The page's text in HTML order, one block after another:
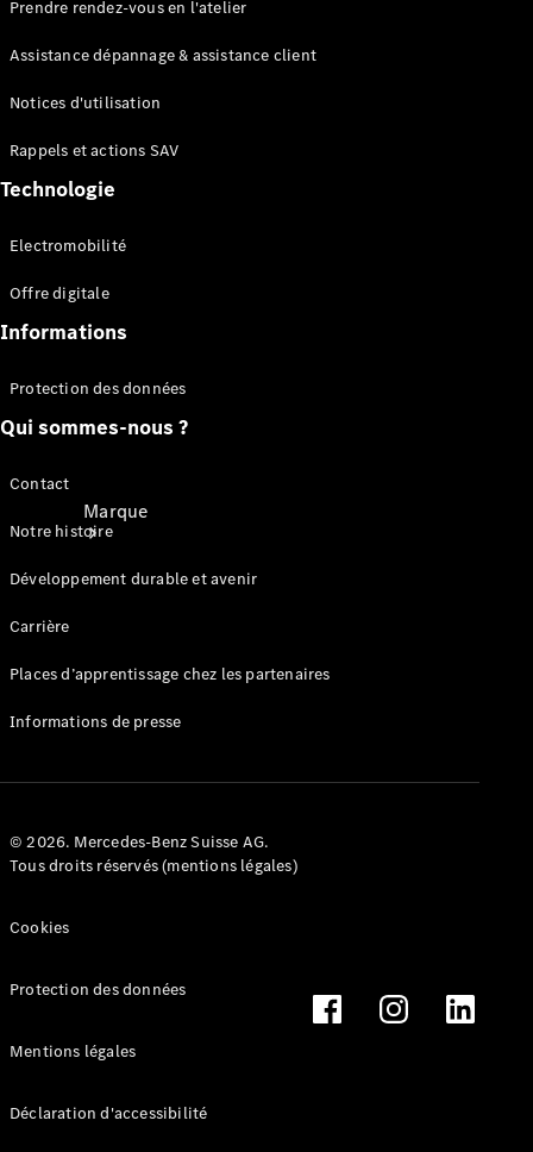
de recharge
d'utilisation
de
Assurances
Marque
Electromobilité
durable
distributeur
Prendre rendez-vous en l'atelier
Assistance dépannage & assistance client
Notices d'utilisation
Rappels et actions SAV
Technologie
Electromobilité
Offre digitale
Informations
Protection des données
Qui sommes-nous ?
Contact
Notre histoire
Développement durable et avenir
Carrière
Places d’apprentissage chez les partenaires
Informations de presse
© 2026. Mercedes-Benz Suisse AG.
Tous droits réservés (mentions légales)
Cookies
Protection des données
Mentions légales
Déclaration d'accessibilité